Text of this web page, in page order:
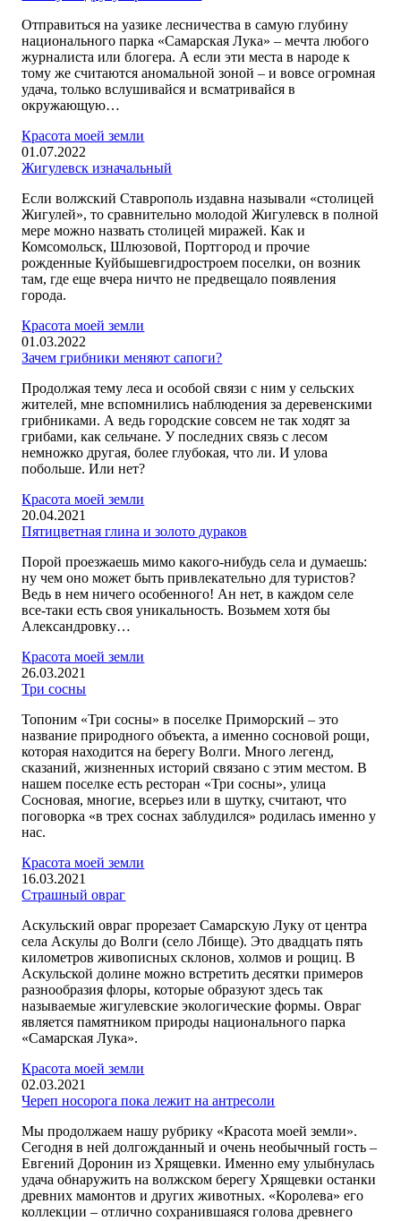
Отправиться на уазике лесничества в самую глубину
национального парка «Самарская Лука» – мечта любого
журналиста или блогера. А если эти места в народе к
тому же считаются аномальной зоной – и вовсе огромная
удача, только вслушивайся и всматривайся в
окружающую…
Красота моей земли
01.07.2022
Жигулевск изначальный
Если волжский Ставрополь издавна называли «столицей
Жигулей», то сравнительно молодой Жигулевск в полной
мере можно назвать столицей миражей. Как и
Комсомольск, Шлюзовой, Портгород и прочие
рожденные Куйбышевгидростроем поселки, он возник
там, где еще вчера ничто не предвещало появления
города.
Красота моей земли
01.03.2022
Зачем грибники меняют сапоги?
Продолжая тему леса и особой связи с ним у сельских
жителей, мне вспомнились наблюдения за деревенскими
грибниками. А ведь городские совсем не так ходят за
грибами, как сельчане. У последних связь с лесом
немножко другая, более глубокая, что ли. И улова
побольше. Или нет?
Красота моей земли
20.04.2021
Пятицветная глина и золото дураков
Порой проезжаешь мимо какого-нибудь села и думаешь:
ну чем оно может быть привлекательно для туристов?
Ведь в нем ничего особенного! Ан нет, в каждом селе
все-таки есть своя уникальность. Возьмем хотя бы
Александровку…
Красота моей земли
26.03.2021
Три сосны
Топоним «Три сосны» в поселке Приморский – это
название природного объекта, а именно сосновой рощи,
которая находится на берегу Волги. Много легенд,
сказаний, жизненных историй связано с этим местом. В
нашем поселке есть ресторан «Три сосны», улица
Сосновая, многие, всерьез или в шутку, считают, что
поговорка «в трех соснах заблудился» родилась именно у
нас.
Красота моей земли
16.03.2021
Страшный овраг
Аскульский овраг прорезает Самарскую Луку от центра
села Аскулы до Волги (село Лбище). Это двадцать пять
километров живописных склонов, холмов и рощиц. В
Аскульской долине можно встретить десятки примеров
разнообразия флоры, которые образуют здесь так
называемые жигулевские экологические формы. Овраг
является памятником природы национального парка
«Самарская Лука».
Красота моей земли
02.03.2021
Череп носорога пока лежит на антресоли
Мы продолжаем нашу рубрику «Красота моей земли».
Сегодня в ней долгожданный и очень необычный гость –
Евгений Доронин из Хрящевки. Именно ему улыбнулась
удача обнаружить на волжском берегу Хрящевки останки
древних мамонтов и других животных. «Королева» его
коллекции – отлично сохранившаяся голова древнего